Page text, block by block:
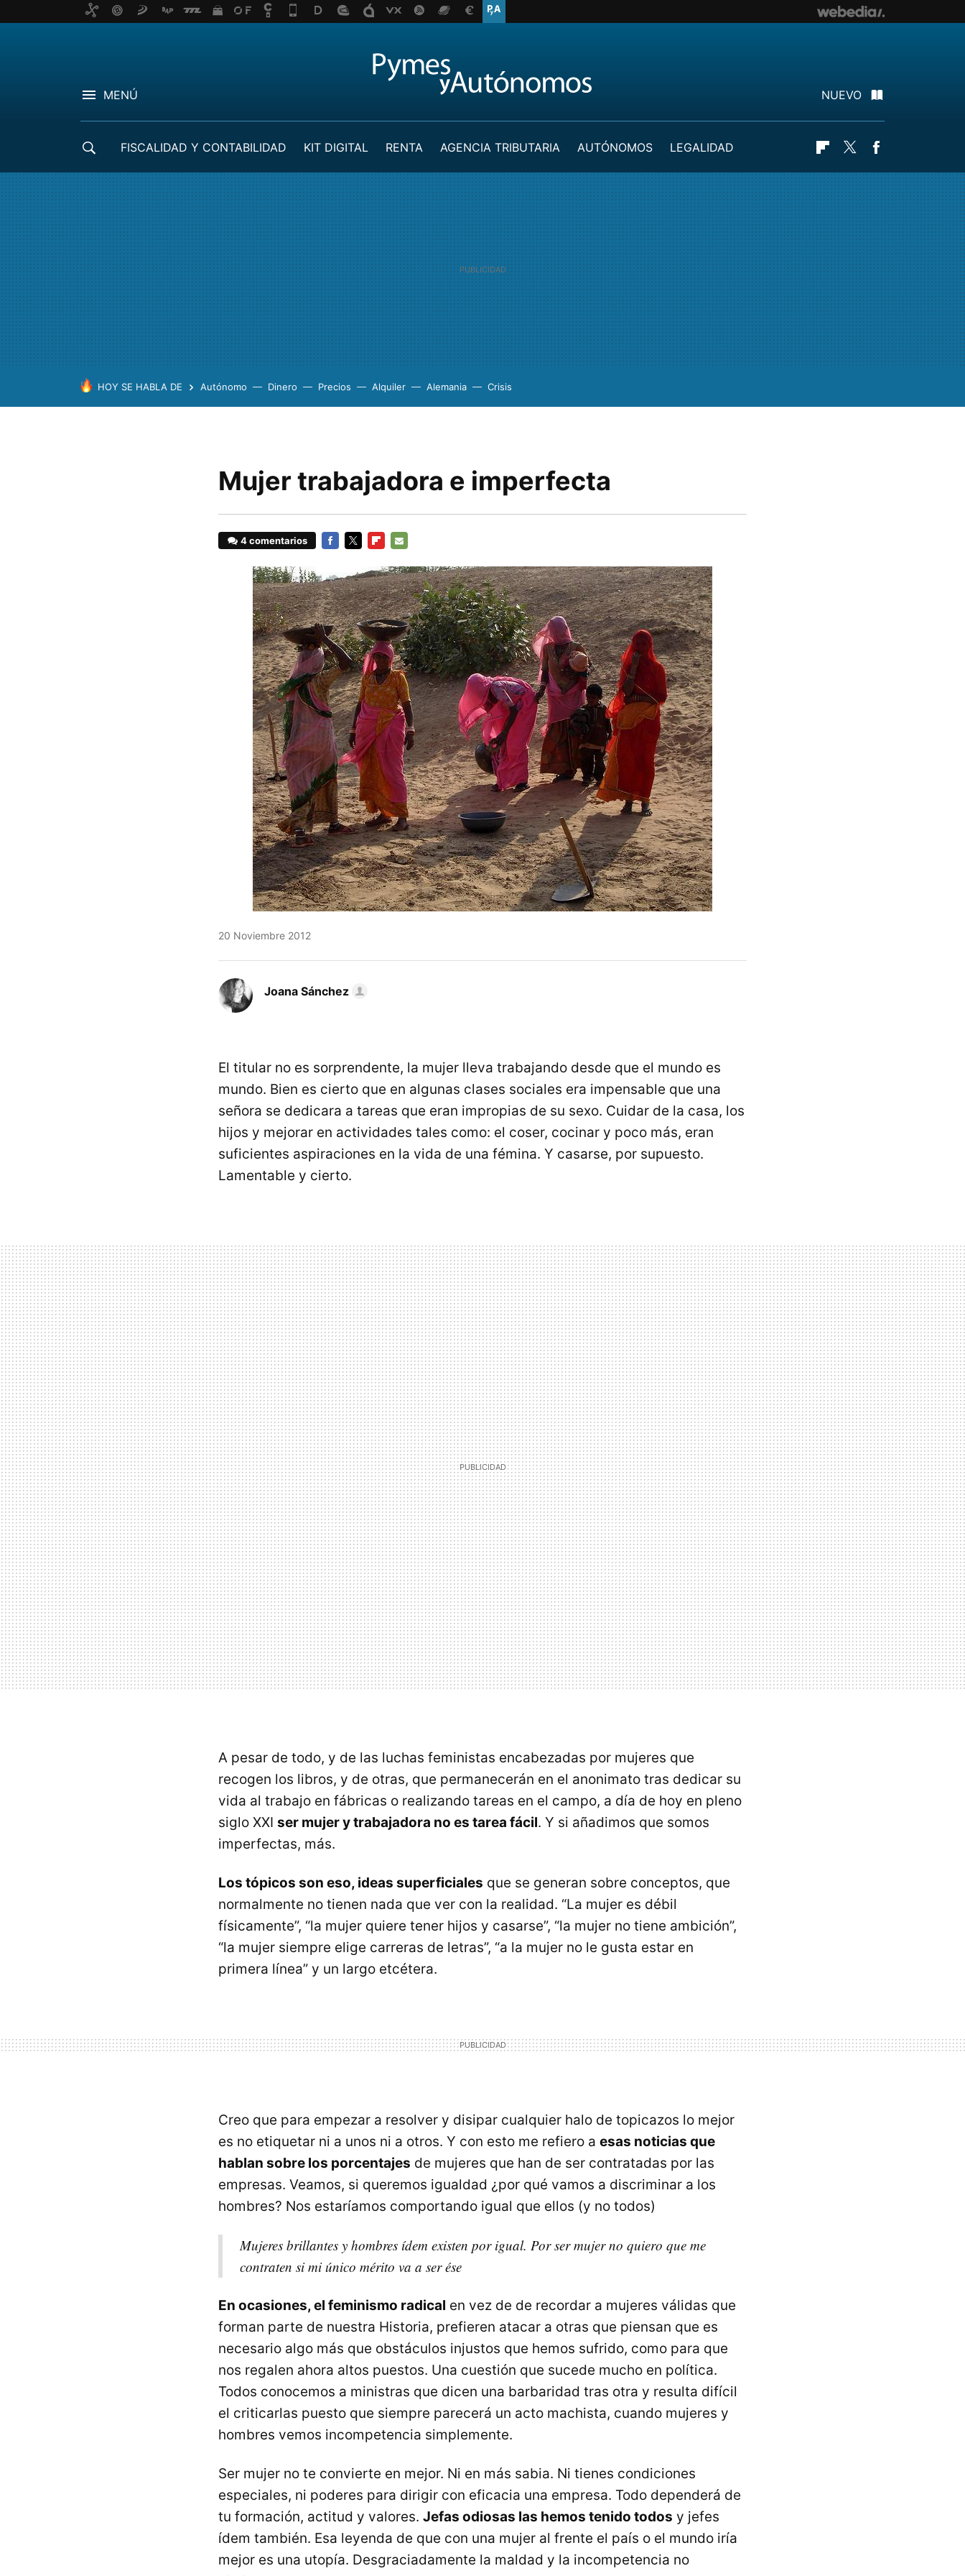
MENÚ NUEVO
FISCALIDAD Y CONTABILIDAD KIT DIGITAL RENTA AGENCIA TRIBUTARIA AUTÓNOMOS
LEGALIDAD
Flipboard
Twitter
HOY SE HABLA DE Autónomo Dinero Precios Alquiler Alemania Crisis
Mujer trabajadora e imperfecta
4 comentarios
MAIL
20 Noviembre 2012
Joana Sánchez
El titular no es sorprendente, la mujer lleva trabajando desde que el mundo es
mundo. Bien es cierto que en algunas clases sociales era impensable que una
señora se dedicara a tareas que eran impropias de su sexo. Cuidar de la casa, los
hijos y mejorar en actividades tales como: el coser, cocinar y poco más, eran
suficientes aspiraciones en la vida de una fémina. Y casarse, por supuesto.
Lamentable y cierto.
A pesar de todo, y de las luchas feministas encabezadas por mujeres que
recogen los libros, y de otras, que permanecerán en el anonimato tras dedicar su
vida al trabajo en fábricas o realizando tareas en el campo, a día de hoy en pleno
siglo XXI ser mujer y trabajadora no es tarea fácil. Y si añadimos que somos
imperfectas, más.
Los tópicos son eso, ideas superficiales que se generan sobre conceptos, que
normalmente no tienen nada que ver con la realidad. “La mujer es débil
físicamente”, “la mujer quiere tener hijos y casarse”, “la mujer no tiene ambición”,
“la mujer siempre elige carreras de letras”, “a la mujer no le gusta estar en
primera línea” y un largo etcétera.
Creo que para empezar a resolver y disipar cualquier halo de topicazos lo mejor
es no etiquetar ni a unos ni a otros. Y con esto me refiero a esas noticias que
hablan sobre los porcentajes de mujeres que han de ser contratadas por las
empresas. Veamos, si queremos igualdad ¿por qué vamos a discriminar a los
hombres? Nos estaríamos comportando igual que ellos (y no todos)
Mujeres brillantes y hombres ídem existen por igual. Por ser mujer no quiero que me
contraten si mi único mérito va a ser ése
En ocasiones, el feminismo radical en vez de de recordar a mujeres válidas que
forman parte de nuestra Historia, prefieren atacar a otras que piensan que es
necesario algo más que obstáculos injustos que hemos sufrido, como para que
nos regalen ahora altos puestos. Una cuestión que sucede mucho en política.
Todos conocemos a ministras que dicen una barbaridad tras otra y resulta difícil
el criticarlas puesto que siempre parecerá un acto machista, cuando mujeres y
hombres vemos incompetencia simplemente.
Ser mujer no te convierte en mejor. Ni en más sabia. Ni tienes condiciones
especiales, ni poderes para dirigir con eficacia una empresa. Todo dependerá de
tu formación, actitud y valores. Jefas odiosas las hemos tenido todos y jefes
ídem también. Esa leyenda de que con una mujer al frente el país o el mundo iría
mejor es una utopía. Desgraciadamente la maldad y la incompetencia no